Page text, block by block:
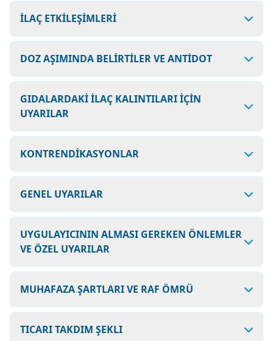
İLAÇ ETKİLEŞİMLERİ
DOZ AŞIMINDA BELİRTİLER VE ANTİDOT
GIDALARDAKİ İLAÇ KALINTILARI İÇİN
UYARILAR
KONTRENDİKASYONLAR
GENEL UYARILAR
UYGULAYICININ ALMASI GEREKEN ÖNLEMLER
VE ÖZEL UYARILAR
MUHAFAZA ŞARTLARI VE RAF ÖMRÜ
TICARI TAKDIM ŞEKLI